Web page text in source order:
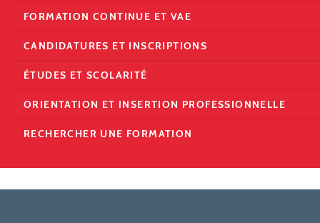
FORMATION CONTINUE ET VAE
CANDIDATURES ET INSCRIPTIONS
ÉTUDES ET SCOLARITÉ
ORIENTATION ET INSERTION PROFESSIONNELLE
RECHERCHER UNE FORMATION